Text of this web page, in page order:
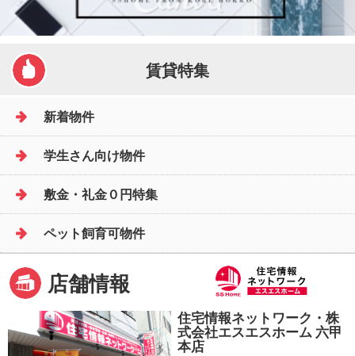
賃貸特集
新着物件
学生さん向け物件
敷金・礼金０円特集
ペット飼育可物件
店舗情報
住宅情報ネットワーク・株
式会社エスエスホーム 六甲
本店